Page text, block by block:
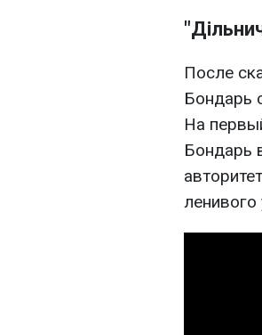
После
Бондарь
На
Бондарь